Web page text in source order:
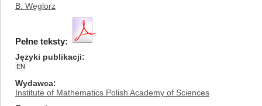
B. Węglorz
Pełne teksty:
Języki publikacji
EN
Wydawca
Institute of Mathematics Polish Academy of Sciences